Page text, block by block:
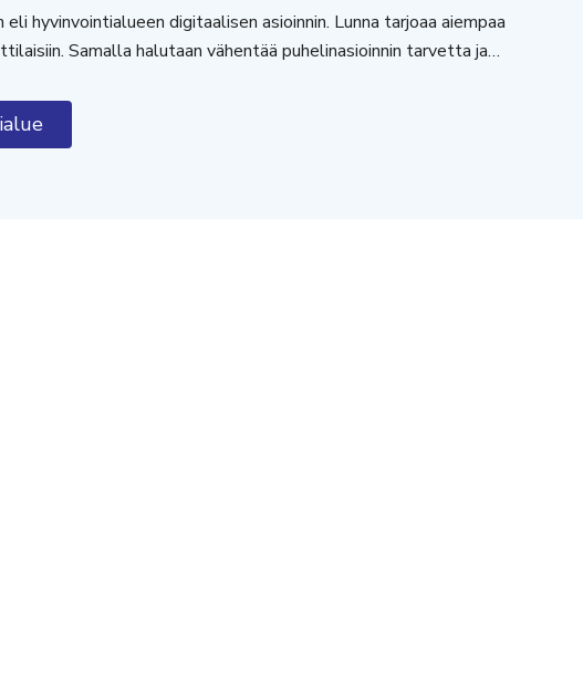
hyvinvointialueen digitaalisen asioinnin. Lunna tarjoaa aiempaa
Samalla halutaan vähentää puhelinasioinnin tarvetta ja…